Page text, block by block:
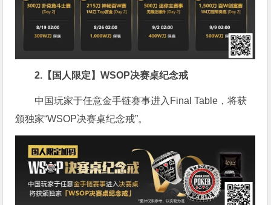
2.【国人限定】WSOP决赛桌纪念戒
中国玩家于任意金手链赛事进入Final Table，将获
颁独家“WSOP决赛桌纪念戒”。